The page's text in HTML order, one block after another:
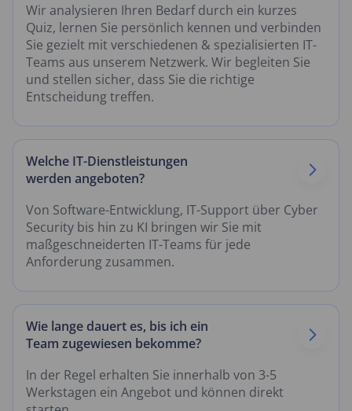
Wir analysieren Ihren Bedarf durch ein kurzes
Quiz, lernen Sie persönlich kennen und verbinden
Sie gezielt mit verschiedenen & spezialisierten IT-
Teams aus unserem Netzwerk. Wir begleiten Sie
und stellen sicher, dass Sie die richtige
Entscheidung treffen.
Welche IT-Dienstleistungen
werden angeboten?
Von Software-Entwicklung, IT-Support über Cyber
Security bis hin zu KI bringen wir Sie mit
maßgeschneiderten IT-Teams für jede
Anforderung zusammen.
Wie lange dauert es, bis ich ein
Team zugewiesen bekomme?
In der Regel erhalten Sie innerhalb von 3-5
Werkstagen ein Angebot und können direkt